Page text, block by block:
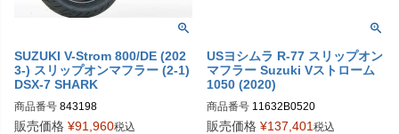
SUZUKI V-Strom 800/DE (202
3-) スリップオンマフラー (2-1)
DSX-7 SHARK
商品番号 843198
販売価格 ¥91,960税込
USヨシムラ R-77 スリップオン
マフラー Suzuki Vストローム
1050 (2020)
商品番号 11632B0520
販売価格 ¥137,401 税込